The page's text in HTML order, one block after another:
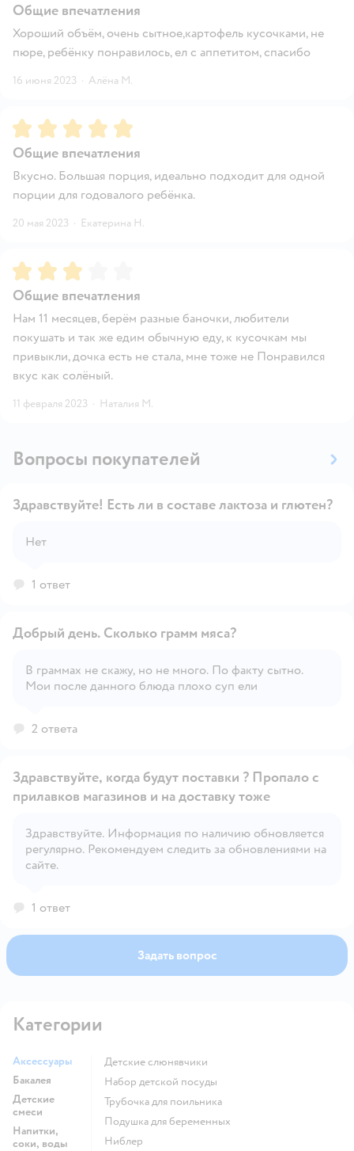
Общие впечатления
Хороший объём, очень сытное,картофель кусочками, не
пюре, ребёнку понравилось, ел с аппетитом, спасибо
16 июня 2023 · Алёна М.
Рейтинг:5
Общие впечатления
Вкусно. Большая порция, идеально подходит для одной
порции для годовалого ребёнка.
20 мая 2023 · Екатерина Н.
Рейтинг:3
Общие впечатления
Нам 11 месяцев, берём разные баночки, любители
покушать и так же едим обычную еду, к кусочкам мы
привыкли, дочка есть не стала, мне тоже не Понравился
вкус как солёный.
11 февраля 2023 · Наталия М.
Вопросы покупателей
Здравствуйте! Есть ли в составе лактоза и глютен?
Нет
1 ответ
Открыть вопрос
Добрый день. Сколько грамм мяса?
В граммах не скажу, но не много. По факту сытно.
Мои после данного блюда плохо суп ели
2 ответа
Открыть вопрос
Здравствуйте, когда будут поставки ? Пропало с
прилавков магазинов и на доставку тоже
Здравствуйте. Информация по наличию обновляется
регулярно. Рекомендуем следить за обновлениями на
сайте.
1 ответ
Задать вопрос
Категории
Аксессуары
Бакалея
Детские
смеси
Напитки,
соки, воды
Детские слюнявчики
набор детской посуды
трубочка для поильника
подушка для беременных
ниблер